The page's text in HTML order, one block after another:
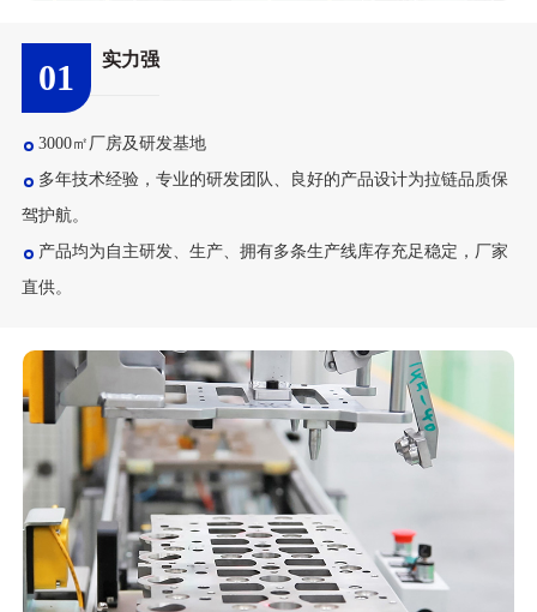
01 实力强
3000㎡厂房及研发基地
多年技术经验，专业的研发团队、良好的产品设计为拉链品质保
驾护航。
产品均为自主研发、生产、拥有多条生产线库存充足稳定，厂家
直供。